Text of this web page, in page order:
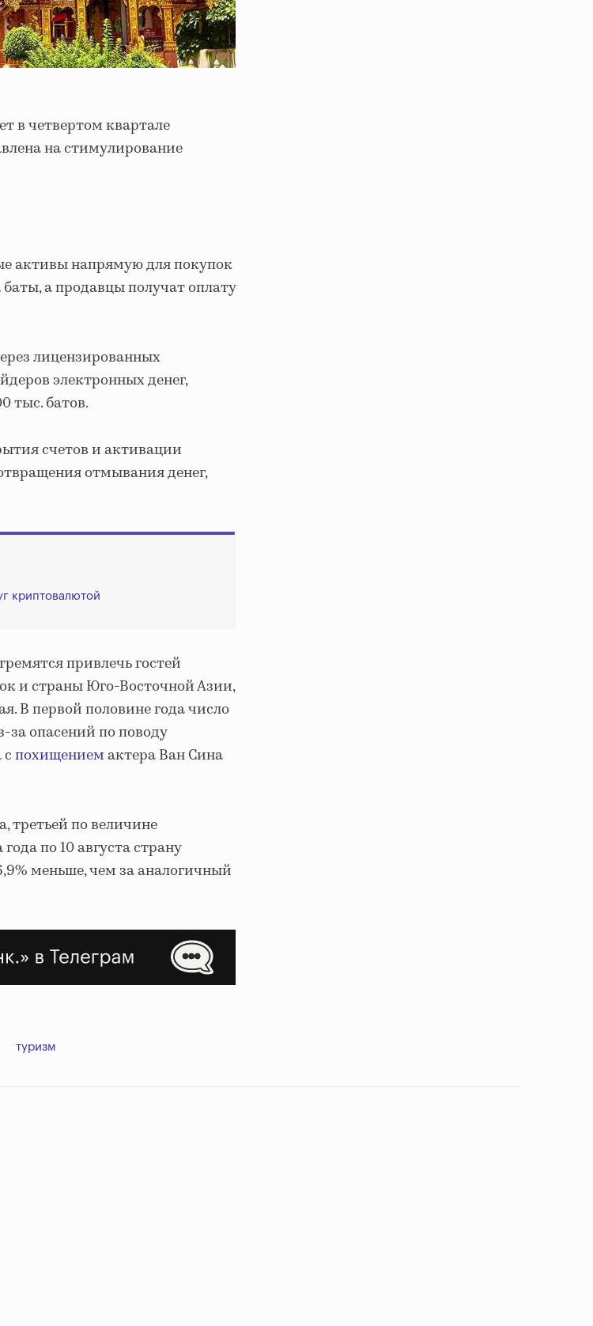
в четвертом квартале
на стимулирование
активы напрямую для покупок
а продавцы получат оплату
лицензированных
электронных денег,
тыс. батов.
счетов и активации
отмывания денег,
криптовалютой
привлечь гостей
и страны Юго-Восточной Азии,
В первой половине года число
за опасений по поводу
похищениемактера Ван Сина
третьей по величине
по 10 августа страну
меньше, чем за аналогичный
туризм